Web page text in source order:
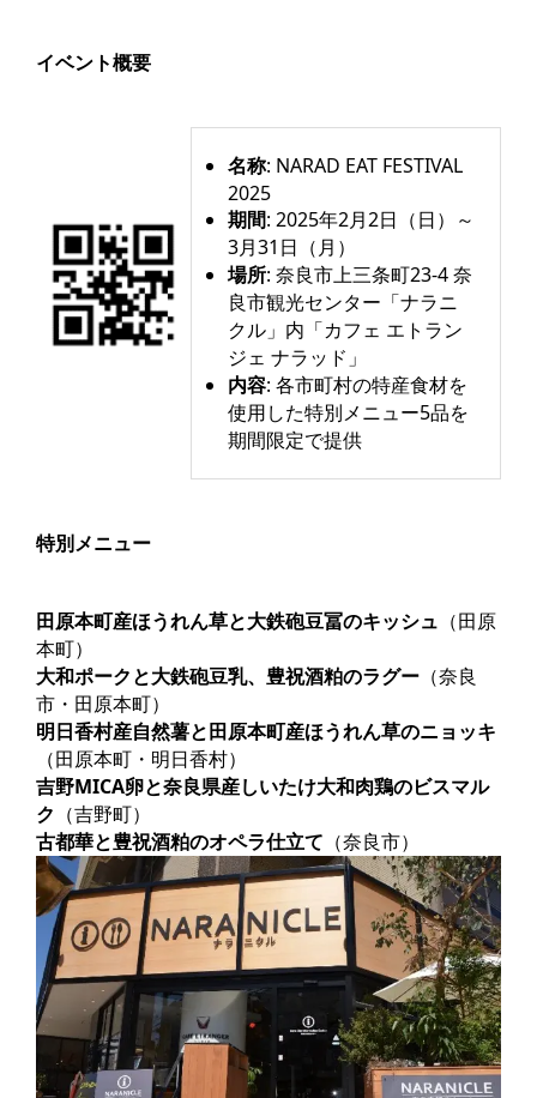
イベント概要
名称: NARAD EAT FESTIVAL
2025
期間: 2025年2月2日（日）～
3月31日（月）
場所: 奈良市上三条町23-4 奈
良市観光センター「ナラニ
クル」内「カフェ エトラン
ジェ ナラッド」
内容: 各市町村の特産食材を
使用した特別メニュー5品を
期間限定で提供
特別メニュー
田原本町産ほうれん草と大鉄砲豆冨のキッシュ （田原
本町）
大和ポークと大鉄砲豆乳、豊祝酒粕のラグー （奈良
市・田原本町）
明日香村産自然薯と田原本町産ほうれん草のニョッキ
（田原本町・明日香村）
吉野MICA卵と奈良県産しいたけ大和肉鶏のビスマル
ク （吉野町）
古都華と豊祝酒粕のオペラ仕立て （奈良市）